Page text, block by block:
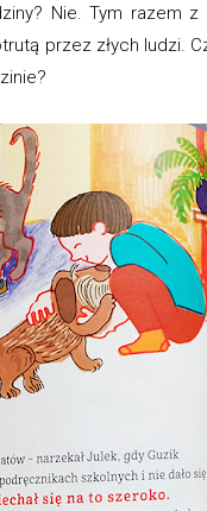
Nie. Tym razem
przez złych ludzi.